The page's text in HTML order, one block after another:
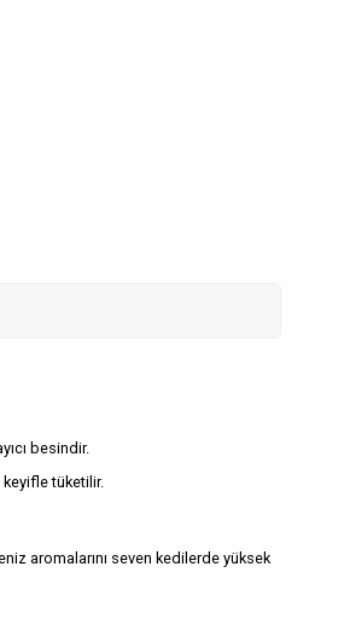
besindir.
tüketilir.
aromalarını seven kedilerde yüksek